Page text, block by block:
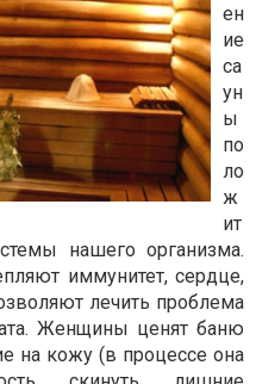
ен
ие
са
ун
ы
по
ло
ж
ит
нашего организма.
иммунитет, сердце,
лечить проблема
Женщины ценят баню
на кожу (в процессе она